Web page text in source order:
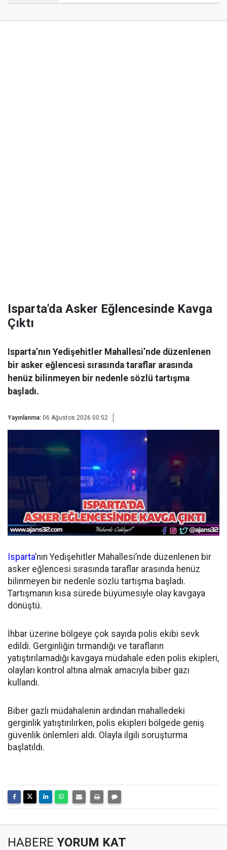
Isparta'da Asker Eğlencesinde Kavga
Çıktı
Isparta’nın Yedişehitler Mahallesi’nde düzenlenen
bir asker eğlencesi sırasında taraflar arasında
henüz bilinmeyen bir nedenle sözlü tartışma
başladı.
Yayınlanma: 06 Ağustos 2026 00:52
Isparta’nın Yedişehitler Mahallesi’nde düzenlenen bir
asker eğlencesi sırasında taraflar arasında henüz
bilinmeyen bir nedenle sözlü tartışma başladı.
Tartışmanın kısa sürede büyümesiyle olay kavgaya
dönüştü.
İhbar üzerine bölgeye çok sayıda polis ekibi sevk
edildi. Gerginliğin tırmandığı ve tarafların
yatıştırılamadığı kavgaya müdahale eden polis ekipleri,
olayları kontrol altına almak amacıyla biber gazı
kullandı.
Biber gazlı müdahalenin ardından mahalledeki
gerginlik yatıştırılırken, polis ekipleri bölgede geniş
güvenlik önlemleri aldı. Olayla ilgili soruşturma
başlatıldı.
HABERE YORUM KAT